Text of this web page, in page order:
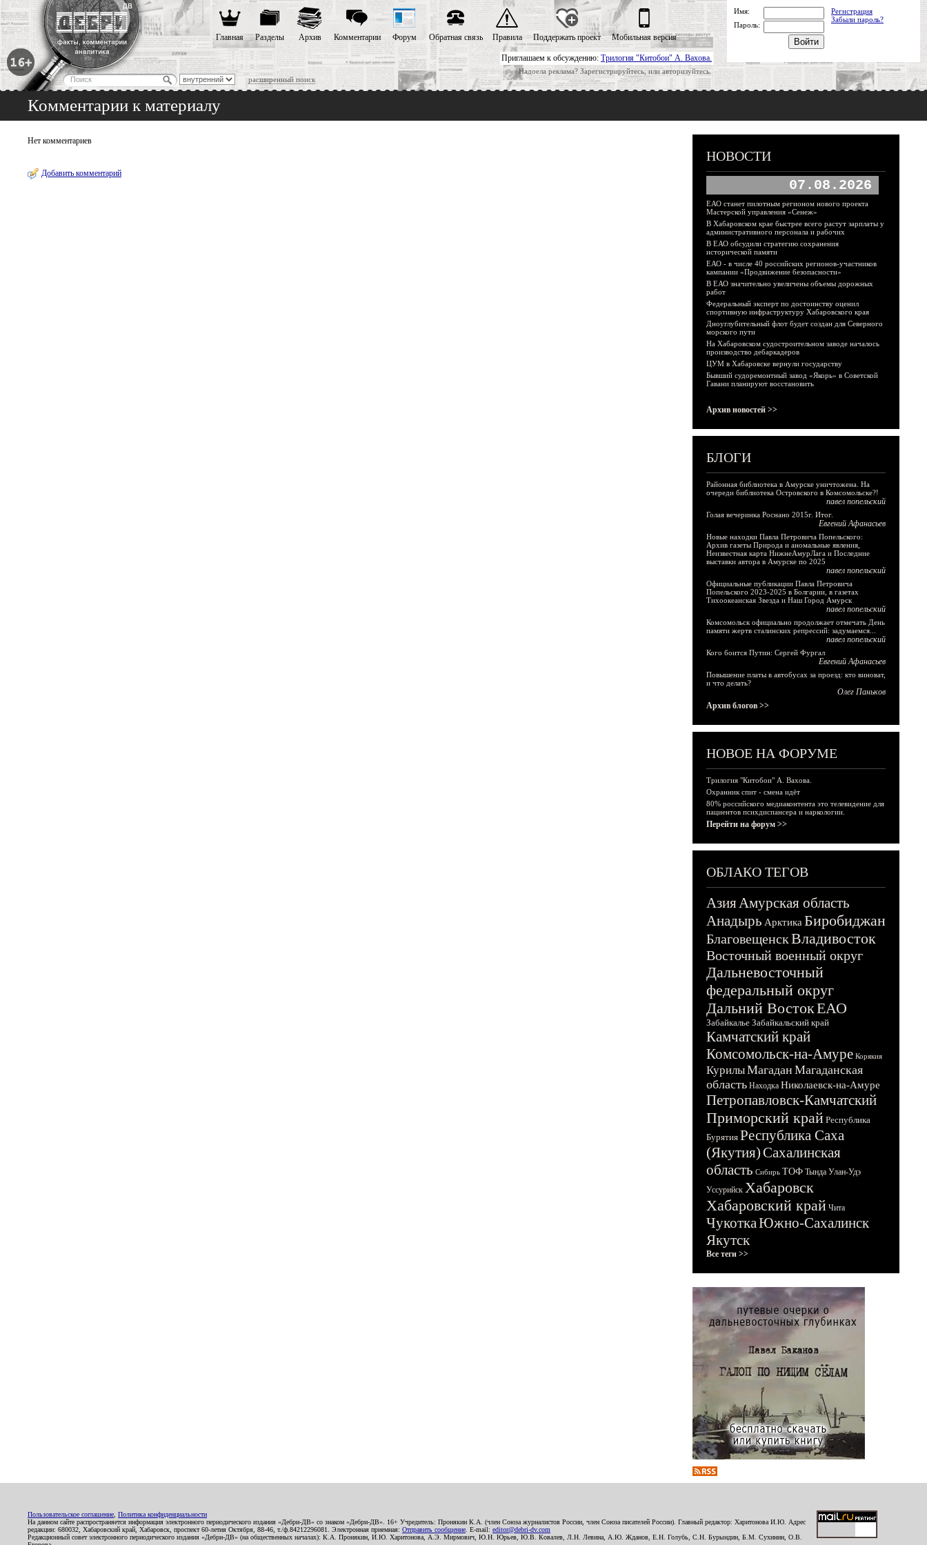
Приглашаем к обсуждению: Трилогия "Китобои" А. Вахова.
Надоела реклама? Зарегистрируйтесь, или авторизуйтесь.
расширенный поиск
Главная Разделы Архив Комментарии Форум Обратная связь Правила Поддержать проект Мобильная версия
Имя:
Регистрация
Забыли пароль?
Пароль:
Комментарии к материалу
Нет комментариев
Добавить комментарий
НОВОСТИ
07.08.2026
ЕАО станет пилотным регионом нового проекта
Мастерской управления «Сенеж»
В Хабаровском крае быстрее всего растут зарплаты у
административного персонала и рабочих
В ЕАО обсудили стратегию сохранения
исторической памяти
ЕАО - в числе 40 российских регионов-участников
кампании «Продвижение безопасности»
В ЕАО значительно увеличены объемы дорожных
работ
Федеральный эксперт по достоинству оценил
спортивную инфраструктуру Хабаровского края
Дноуглубительный флот будет создан для Северного
морского пути
На Хабаровском судостроительном заводе началось
производство дебаркадеров
ЦУМ в Хабаровске вернули государству
Бывший судоремонтный завод «Якорь» в Советской
Гавани планируют восстановить
Архив новостей >>
БЛОГИ
Районная библиотека в Амурске уничтожена. На
очереди библиотека Островского в Комсомольске?!
павел попельский
Голая вечеринка Роснано 2015г. Итог.
Евгений Афанасьев
Новые находки Павла Петровича Попельского:
Архив газеты Природа и аномальные явления,
Неизвестная карта НижнеАмурЛага и Последние
выставки автора в Амурске по 2025
павел попельский
Официальные публикации Павла Петровича
Попельского 2023-2025 в Болгарии, в газетах
Тихоокеанская Звезда и Наш Город Амурск
павел попельский
Комсомольск официально продолжает отмечать День
памяти жертв сталинских репрессий: задумаемся...
павел попельский
Кого боится Путин: Сергей Фургал
Евгений Афанасьев
Повышение платы в автобусах за проезд: кто виноват,
и что делать?
Олег Паньков
Архив блогов >>
НОВОЕ НА ФОРУМЕ
Трилогия "Китобои" А. Вахова.
Охранник спит - смена идёт
80% российского медиаконтента это телевидение для
пациентов психдиспансера и наркологии.
Перейти на форум >>
ОБЛАКО ТЕГОВ
АзияАмурская область
Анадырь Арктика Биробиджан
БлаговещенскВладивосток
Восточный военный округ
Дальневосточный
федеральный округ
Дальний ВостокЕАО
Забайкалье Забайкальский край
Камчатский край
Комсомольск-на-Амуре Корякия
КурилыМагадан Магаданская
область Находка Николаевск-на-Амуре
Петропавловск-Камчатский
Приморский край Республика
Бурятия Республика Саха
(Якутия)Сахалинская
область Сибирь ТОФ Тында Улан-Удэ
Уссурийск Хабаровск
Хабаровский край Чита
ЧукоткаЮжно-Сахалинск
Якутск
Все теги >>
Пользовательское соглашение Политика конфиденциальности
На данном сайте распространяется информация электронного периодического издания «Дебри-ДВ» со знаком «Дебри-ДВ». 16+ Учредитель: Пронякин К.А. (член Союза журналистов России, член Союза писателей России). Главный редактор: Харитонова И.Ю. Адрес
редакции: 680032, Хабаровский край, Хабаровск, проспект 60-летия Октября, 88-46, т./ф.84212296081. Электронная приемная: Отправить сообщение . E-mail: editor@debri-dv.com
Редакционный совет электронного периодического издания «Дебри-ДВ» (на общественных началах): К.А. Пронякин, И.Ю. Харитонова, А.Э. Мирмович, Ю.Н. Юрьев, Ю.В. Ковалев, Л.Н. Левина, А.Ю. Жданов, Е.Н. Голубь, С.Н. Бурындин, Б.М. Сухинин, О.В.